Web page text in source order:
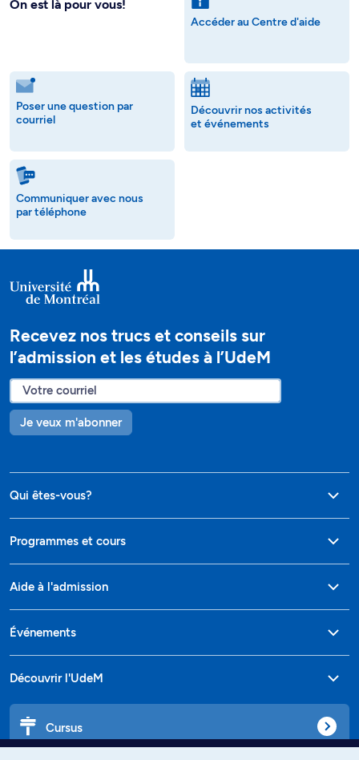
On est là pour vous!
Accéder au Centre d'aide
Poser une question par
courriel
Découvrir nos activités
et événements
Communiquer avec nous
par téléphone
Recevez nos trucs et conseils sur
l’admission et les études à l’UdeM
Je veux m'abonner
Qui êtes-vous?
Programmes et cours
Aide à l'admission
Événements
Découvrir l'UdeM
Cursus